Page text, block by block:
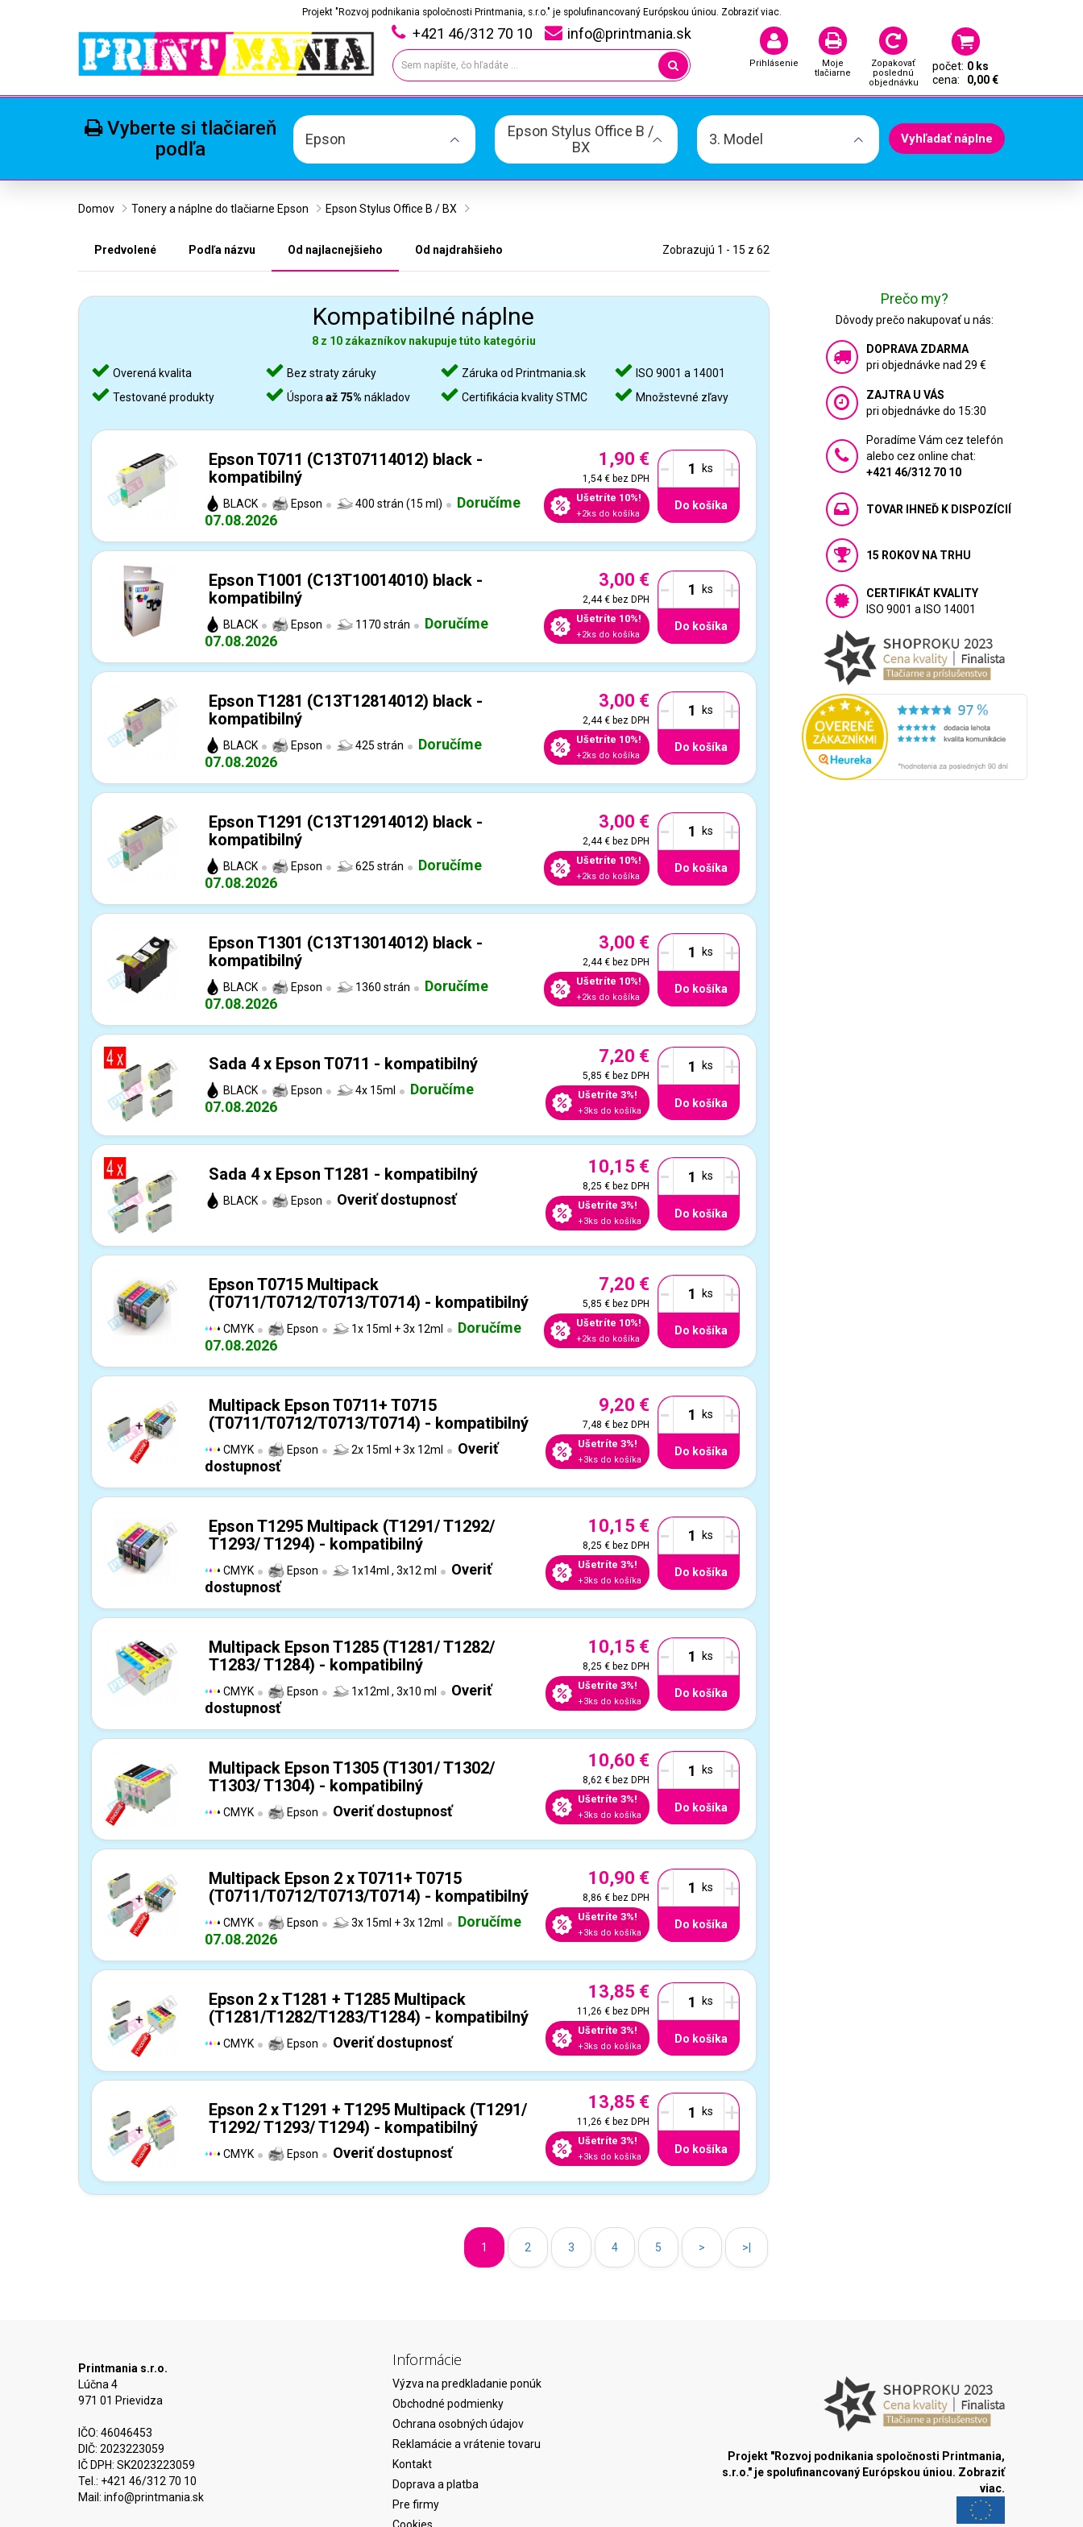
Projekt "Rozvoj podnikania spoločnosti Printmania, s.r.o." je spolufinancovaný Európskou úniou. Zobraziť viac.
+421 46/312 70 10 info@printmania.sk
Prihlásenie
Moje
tlačiarne
Zopakovať
poslednú
objednávku
počet: 0 ks
cena:
0,00 €
Vyberte si tlačiareň
podľa
Epson
Epson Stylus Office B /
BX
3. Model Vyhľadať náplne
Domov Tonery a náplne do tlačiarne Epson Epson Stylus Office B / BX
Predvolené Podľa názvu Od najlacnejšieho Od najdrahšieho Zobrazujú 1 - 15 z 62
Kompatibilné náplne
8 z 10 zákazníkov nakupuje túto kategóriu
Overená kvalita
Testované produkty
Bez straty záruky
Úsporaaž 75% nákladov
Záruka od Printmania.sk
Certifikácia kvality STMC
ISO 9001 a 14001
Množstevné zľavy
Epson T0711 (C13T07114012) black -
kompatibilný
BLACK Epson 400 strán (15 ml)
Doručíme
07.08.2026
1,90 €
1,54 €bez DPH
Ušetríte 10%!
+2ks do košíka
- +
Do košíka
Epson T1001 (C13T10014010) black -
kompatibilný
BLACK Epson 1170 strán
Doručíme
07.08.2026
3,00 €
2,44 €bez DPH
Ušetríte 10%!
+2ks do košíka
- +
Do košíka
Epson T1281 (C13T12814012) black -
kompatibilný
BLACK Epson 425 strán
Doručíme
07.08.2026
3,00 €
2,44 €bez DPH
Ušetríte 10%!
+2ks do košíka
- +
Do košíka
Epson T1291 (C13T12914012) black -
kompatibilný
BLACK Epson 625 strán
Doručíme
07.08.2026
3,00 €
2,44 €bez DPH
Ušetríte 10%!
+2ks do košíka
- +
Do košíka
Epson T1301 (C13T13014012) black -
kompatibilný
BLACK Epson 1360 strán
Doručíme
07.08.2026
3,00 €
2,44 €bez DPH
Ušetríte 10%!
+2ks do košíka
- +
Do košíka
Sada 4 x Epson T0711 - kompatibilný
BLACK Epson 4x 15ml
Doručíme
07.08.2026
7,20 €
5,85 €bez DPH
Ušetríte 3%!
+3ks do košíka
- +
Do košíka
Sada 4 x Epson T1281 - kompatibilný
BLACK Epson Overiť dostupnosť
10,15 €
8,25 €bez DPH
Ušetríte 3%!
+3ks do košíka
- +
Do košíka
Epson T0715 Multipack
(T0711/T0712/T0713/T0714) - kompatibilný
CMYK Epson 1x 15ml + 3x 12ml
Doručíme
07.08.2026
7,20 €
5,85 €bez DPH
Ušetríte 10%!
+2ks do košíka
- +
Do košíka
Multipack Epson T0711+ T0715
(T0711/T0712/T0713/T0714) - kompatibilný
CMYK Epson 2x 15ml + 3x 12ml
Overiť
dostupnosť
9,20 €
7,48 €bez DPH
Ušetríte 3%!
+3ks do košíka
- +
Do košíka
Epson T1295 Multipack (T1291/ T1292/
T1293/ T1294) - kompatibilný
CMYK Epson 1x14ml , 3x12 ml
Overiť
dostupnosť
10,15 €
8,25 €bez DPH
Ušetríte 3%!
+3ks do košíka
- +
Do košíka
Multipack Epson T1285 (T1281/ T1282/
T1283/ T1284) - kompatibilný
CMYK Epson 1x12ml , 3x10 ml
Overiť
dostupnosť
10,15 €
8,25 €bez DPH
Ušetríte 3%!
+3ks do košíka
- +
Do košíka
Multipack Epson T1305 (T1301/ T1302/
T1303/ T1304) - kompatibilný
CMYK Epson Overiť dostupnosť
10,60 €
8,62 €bez DPH
Ušetríte 3%!
+3ks do košíka
- +
Do košíka
Multipack Epson 2 x T0711+ T0715
(T0711/T0712/T0713/T0714) - kompatibilný
CMYK Epson 3x 15ml + 3x 12ml
Doručíme
07.08.2026
10,90 €
8,86 €bez DPH
Ušetríte 3%!
+3ks do košíka
- +
Do košíka
Epson 2 x T1281 + T1285 Multipack
(T1281/T1282/T1283/T1284) - kompatibilný
CMYK Epson Overiť dostupnosť
13,85 €
11,26 €bez DPH
Ušetríte 3%!
+3ks do košíka
- +
Do košíka
Epson 2 x T1291 + T1295 Multipack (T1291/
T1292/ T1293/ T1294) - kompatibilný
CMYK Epson Overiť dostupnosť
13,85 €
11,26 €bez DPH
Ušetríte 3%!
+3ks do košíka
- +
Do košíka
1 2 3 4 5 > >|
Prečo my?
Dôvody prečo nakupovať u nás:
DOPRAVA ZDARMA
pri objednávke nad 29 €
ZAJTRA U VÁS
pri objednávke do 15:30
Poradíme Vám cez telefón
alebo cez online chat:
+421 46/312 70 10
TOVAR IHNEĎ K DISPOZÍCIÍ
15 ROKOV NA TRHU
CERTIFIKÁT KVALITY
ISO 9001 a ISO 14001
Printmania s.r.o.
Lúčna 4
971 01 Prievidza
IČO: 46046453
DIČ: 2023223059
IČ DPH: SK2023223059
Tel.: +421 46/312 70 10
Mail: info@printmania.sk
Informácie
Výzva na predkladanie ponúk
Obchodné podmienky
Ochrana osobných údajov
Reklamácie a vrátenie tovaru
Kontakt
Doprava a platba
Pre firmy
Projekt "Rozvoj podnikania spoločnosti Printmania,
s.r.o." je spolufinancovaný Európskou úniou. Zobraziť
viac.